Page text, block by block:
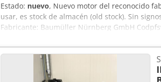
Estado: nuevo, Nuevo motor del reconocido
usar, es stock de almacén (old stock). Sin
Fabricante: Baumüller Nürnberg GmbH
Corriente: 39 A • Potencia: 12 kW • Velocidad:
Corriente de excitación: 0,17–0,38 A • Clase
0530 • Número de serie: 88104349 El motor
maquinaria especial y como repuesto para